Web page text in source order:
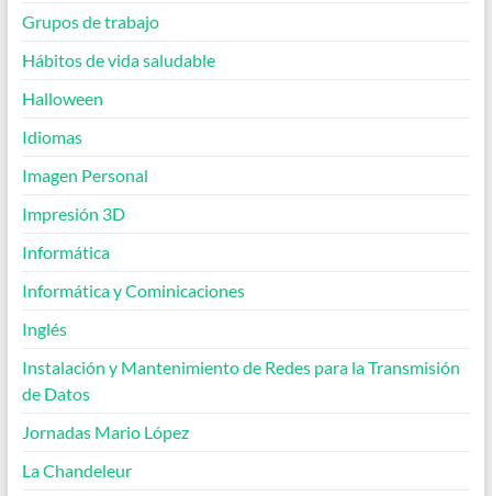
Grupos de trabajo
Hábitos de vida saludable
Halloween
Idiomas
Imagen Personal
Impresión 3D
Informática
Informática y Cominicaciones
Inglés
Instalación y Mantenimiento de Redes para la Transmisión
de Datos
Jornadas Mario López
La Chandeleur